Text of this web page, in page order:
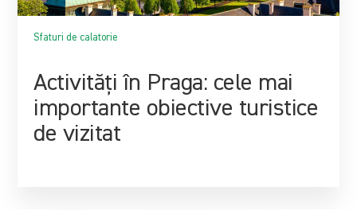
Sfaturi de calatorie
Activități în Praga: cele mai
importante obiective turistice
de vizitat